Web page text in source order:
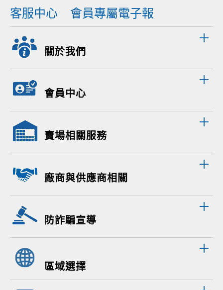
客服中心 會員專屬電子報
關於我們
會員中心
賣場相關服務
廠商與供應商相關
防詐騙宣導
區域選擇